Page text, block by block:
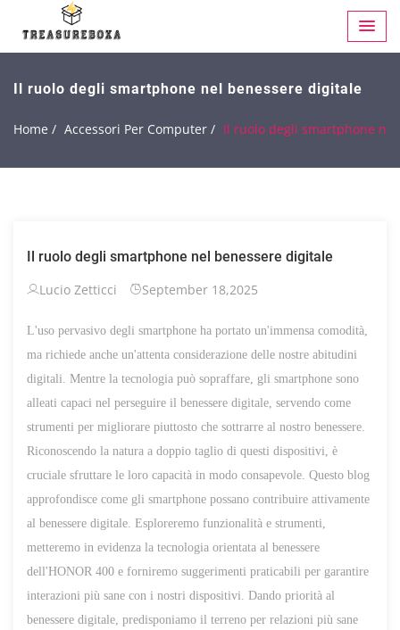
Il ruolo degli smartphone nel benessere digitale
Home / Accessori Per Computer / Il ruolo degli smartphone
Il ruolo degli smartphone nel benessere digitale
Lucio Zetticci
September 18,2025
L'uso pervasivo degli smartphone ha portato un'immensa comodità,
ma richiede anche un'attenta considerazione delle nostre abitudini
digitali. Mentre la tecnologia può sopraffare, gli smartphone sono
alleati capaci nel perseguire il benessere digitale, servendo come
strumenti per migliorare piuttosto che sottrarre al nostro benessere.
Riconoscendo la natura a doppio taglio di questi dispositivi, è
cruciale sfruttare le loro capacità in modo consapevole. Questo blog
approfondisce come gli smartphone possano contribuire attivamente
al benessere digitale. Esploreremo funzionalità e strumenti,
metteremo in evidenza la tecnologia orientata al benessere
dell'HONOR 400 e forniremo suggerimenti praticabili per garantire
interazioni più sane con i nostri dispositivi. Dando priorità al
benessere digitale, predisponiamo il terreno per relazioni più sane